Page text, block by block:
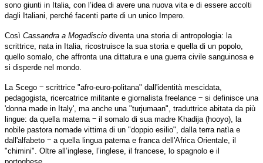
sono giunti in Italia, con l’idea di avere una nuova vita e di essere accolti
dagli Italiani, perché facenti parte di un unico Impero.
Così Cassandra a Mogadiscio diventa una storia di antropologia: la
scrittrice, nata in Italia, ricostruisce la sua storia e quella di un popolo,
quello somalo, che affronta una dittatura e una guerra civile sanguinosa e
si disperde nel mondo.
La Scego ‒ scrittrice "afro-euro-politana" dall'identità mescidata,
pedagogista, ricercatrice militante e giornalista freelance ‒ si definisce una
'donna made in Italy', ma anche una "turjumaan", traduttrice abitata da più
lingue: da quella materna ‒ il somalo di sua madre Khadija (hooyo), la
nobile pastora nomade vittima di un "doppio esilio", dalla terra natìa e
dall'alfabeto ‒ a quella lingua paterna e franca dell'Africa Orientale, il
"chimini". Oltre all’inglese, l’inglese, il francese, lo spagnolo e il